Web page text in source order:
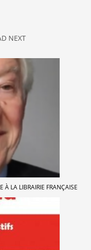
NEXT
À LA LIBRAIRIE FRANÇAISE